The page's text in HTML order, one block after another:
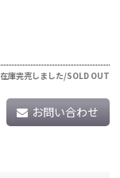
在庫完売しました/SOLD OUT
お問い合わせ